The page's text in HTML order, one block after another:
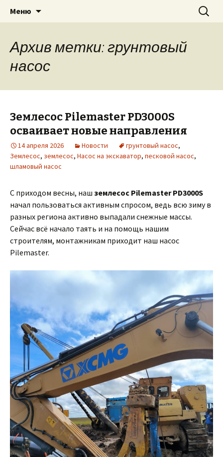
«PILEMASTER» Навесное
оборудование
Для экскаватора: гидробур, землесос,
сваерезка, вибротрамбовка,
стенорезная машина
Меню Найти:
Архив метки: грунтовый
насос
Землесос Pilemaster PD3000S
осваивает новые направления
14 апреля 2026 Новости грунтовый насос,
Землесос, землесос, Насос на экскаватор, песковой насос,
шламовый насос
С приходом весны, наш землесос Pilemaster PD3000S
начал пользоваться активным спросом, ведь всю зиму в
разных региона активно выпадали снежные массы.
Сейчас всё начало таять и на помощь нашим
строителям, монтажникам приходит наш насос
Pilemaster.